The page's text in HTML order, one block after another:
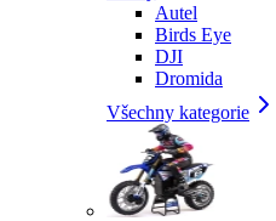
Autel
Birds Eye
DJI
Dromida
Všechny kategorie